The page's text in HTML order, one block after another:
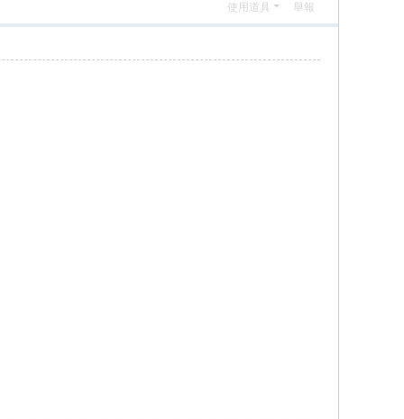
使用道具 舉報